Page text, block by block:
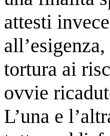
attesti
tortura ai
ovvie
L’una e